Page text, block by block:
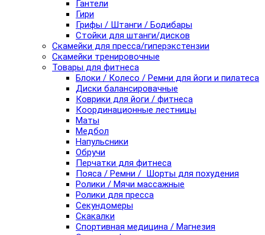
Гантели
Гири
Грифы / Штанги / Бодибары
Стойки для штанги/дисков
Скамейки для пресса/гиперэкстензии
Скамейки тренировочные
Товары для фитнеса
Блоки / Колесо / Ремни для йоги и пилатеса
Диски балансировачные
Коврики для йоги / фитнеса
Координационные лестницы
Маты
Медбол
Напульсники
Обручи
Перчатки для фитнеса
Пояса / Ремни / Шорты для похудения
Ролики / Мячи массажные
Ролики для пресса
Секундомеры
Скакалки
Спортивная медицина / Магнезия